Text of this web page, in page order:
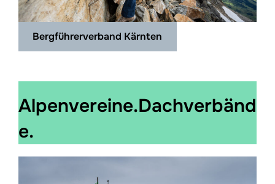
Bergführerverband Kärnten
Alpenvereine.Dachverbänd
e.